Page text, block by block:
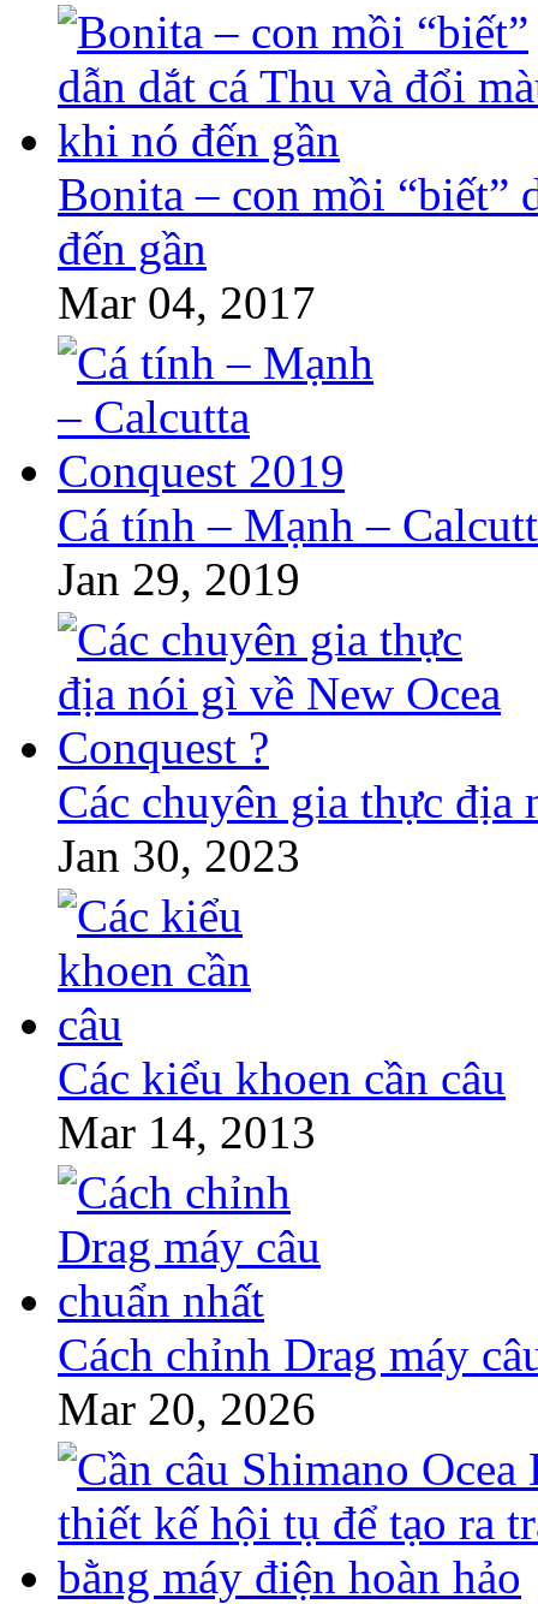
Bonita – con mồi “biết”
đến gần
Mar 04, 2017
Cá tính – Mạnh –
Jan 29, 2019
Các chuyên gia thực địa
Jan 30, 2023
Các kiểu khoen cần câu
Mar 14, 2013
Cách chỉnh Drag máy
Mar 20, 2026